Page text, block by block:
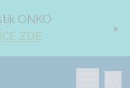
ONKO
ZDE ×